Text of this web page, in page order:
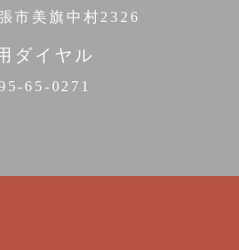
市美旗中村2326
ダイヤル
65-0271